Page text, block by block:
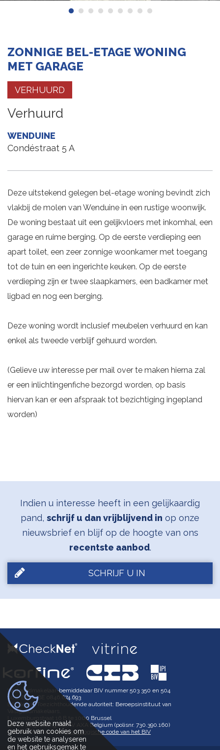
ZONNIGE BEL-ETAGE WONING
MET GARAGE
VERHUURD
Verhuurd
WENDUINE
Condéstraat 5 A
Deze uitstekend gelegen bel-etage woning bevindt zich
vlakbij de molen van Wenduine in een rustige woonwijk.
De woning bestaat uit een gelijkvloers met inkomhal, een
garage en ruime berging. Op de eerste verdieping een
apart toilet, een zeer zonnige woonkamer met toegang
tot de tuin en een ingerichte keuken. Op de eerste
verdieping zijn er twee slaapkamers, een badkamer met
ligbad en nog een berging.
Deze woning wordt inclusief meubelen verhuurd en kan
enkel als tweede verblijf gehuurd worden.
(Gelieve uw interesse per mail over te maken hierna zal
er een inlichtingenfiche bezorgd worden, op basis
hiervan kan er een afspraak tot bezichtiging ingepland
worden)
Indien u interesse heeft in een gelijkaardig
pand, schrijf u dan vrijblijvend in op onze
nieuwsbrief en blijf op de hoogte van ons
recentste aanbod.
SCHRIJF U IN
Vastgoedmakelaar-bemiddelaar BIV nummer 503 350 en 504
602, BTW-BE 0846.674.693
BIV België Toezichthoudende autoriteit: Beroepsinstituut van
Vastgoedmakelaars,
Luxemburgstraat 16 B te 1000 Brussel
BA en borgstelling via NV AXA Belgium (polisnr. 730.390.160)
Onderworpen aan dedeontologische code van het BIV
Deze website maakt
gebruik van cookies om
de website te analyseren
en het gebruiksgemak te